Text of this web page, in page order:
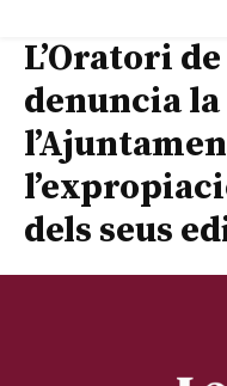
L’Oratori
denuncia la
dels seus